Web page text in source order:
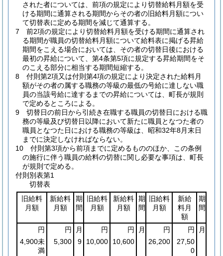
された者については、前項の規定により切替給料月額を受
ける期間に通算される期間からその者の旧給料月額につい
て切替表に定める期間を減じて通算する。
7
前2項の規定により切替給料月額を受ける期間に通算され
る期間が職員の切替給料月額について給料表に掲げる昇給
期間をこえる場合においては、その者の切替日後における
最初の昇給について、第4条第5項に規定する昇給期間をそ
のこえる部分に相当する期間短縮する。
8
付則第2項又は付則第4項の規定により決定された給料月
額がその者の属する職務の等級の最低の号給に達しない職
員の当該号給に達するまでの昇給については、町長が規則
で定めるところによる。
9
切替日の前日から引続き在職する職員の切替日における職
務の等級及び切替日以降において新たに職員となつた者の
職員となつた日における職務の等級は、昭和32年8月末日
までに決定しなければならない。
10
付則第3項から前項までに定めるもののほか、この条例
の施行に伴う職員の給料の切替に関し必要な事項は、町長
が規則で定める。
付則別表第1
切替表
旧給料
月額
新給料
月額
期
間
旧給料
月額
新給料
月額
期
間
旧給料
月額
新給
料月
額
期
間
円 円 月 円 円 月 円 円
月
4,900未
満
5,300 9 10,000 10,600 26,200
27,50
0